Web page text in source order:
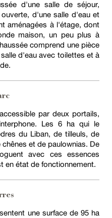
d'une salle de séjour,
d'une salle d'eau et
aménagées à l'étage, dont
maison, un peu plus à
comprend une pièce
d'eau avec toilettes et à
par deux portails,
Les 6 ha qui le
du Liban, de tilleuls, de
et de paulownias. De
avec ces essences
en état de fonctionnement.
une surface de 95 ha